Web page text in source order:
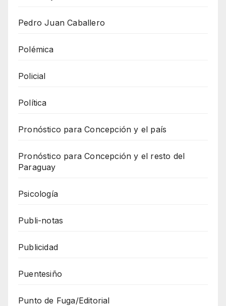
Pedro Juan Caballero
Polémica
Policial
Política
Pronóstico para Concepción y el país
Pronóstico para Concepción y el resto del
Paraguay
Psicología
Publi-notas
Publicidad
Puentesiño
Punto de Fuga/Editorial